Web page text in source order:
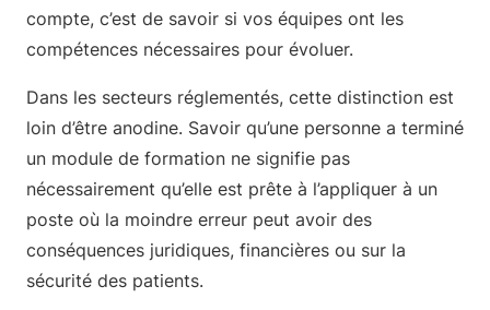
compte, c’est de savoir si vos équipes ont les
compétences nécessaires pour évoluer.
Dans les secteurs réglementés, cette distinction est
loin d’être anodine. Savoir qu’une personne a terminé
un module de formation ne signifie pas
nécessairement qu’elle est prête à l’appliquer à un
poste où la moindre erreur peut avoir des
conséquences juridiques, financières ou sur la
sécurité des patients.